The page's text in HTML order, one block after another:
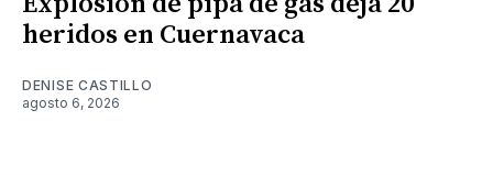
heridos en Cuernavaca
DENISE CASTILLO
agosto 6, 2026